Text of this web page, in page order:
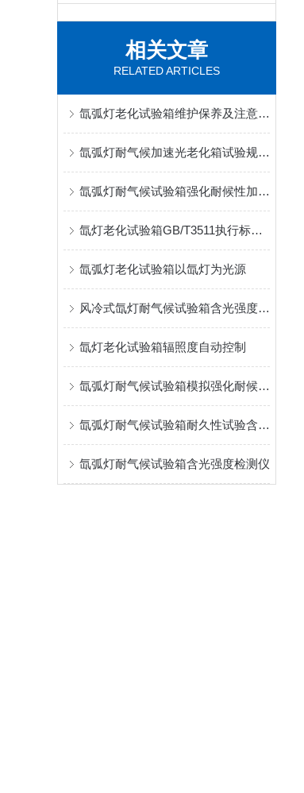
相关文章
RELATED ARTICLES
氙弧灯老化试验箱维护保养及注意事项介绍
氙弧灯耐气候加速光老化箱试验规程介绍
氙弧灯耐气候试验箱强化耐候性加速光老化的试验设备
氙灯老化试验箱GB/T3511执行标准介绍
氙弧灯老化试验箱以氙灯为光源
风冷式氙灯耐气候试验箱含光强度检测仪
氙灯老化试验箱辐照度自动控制
氙弧灯耐气候试验箱模拟强化耐候性加速光老化试验
氙弧灯耐气候试验箱耐久性试验含光强度检测仪
氙弧灯耐气候试验箱含光强度检测仪